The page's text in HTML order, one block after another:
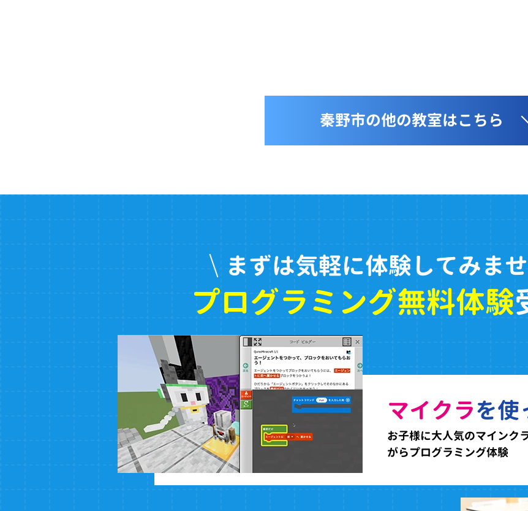
秦野市の他の教室はこちら
まずは気軽に体験してみま
プログラミング無料体験
マイクラを使
お子様に大人気のマインク
がらプログラミング体験